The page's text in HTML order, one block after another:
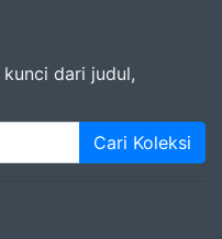
dari judul,
Cari Koleksi